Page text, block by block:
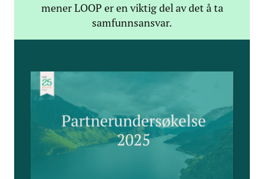
mener LOOP er en viktig del av det å ta
samfunnsansvar.